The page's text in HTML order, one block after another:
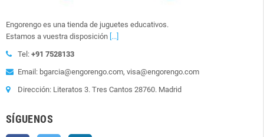
Engorengo es una tienda de juguetes educativos.
Estamos a vuestra disposición [...]
Tel: +91 7528133
Email: bgarcia@engorengo.com, visa@engorengo.com
Dirección: Literatos 3. Tres Cantos 28760. Madrid
SÍGUENOS